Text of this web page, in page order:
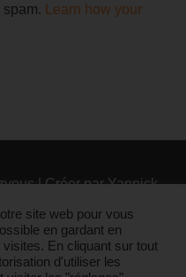
Learn how your
| Créer par Yannick
?
Plan du site
site web pour vous
en gardant en
En cliquant sur tout
d'utiliser les